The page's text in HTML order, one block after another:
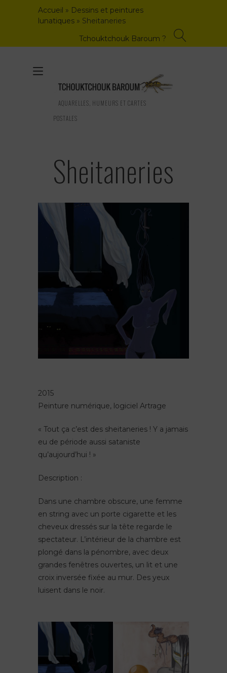
Accueil » Dessins et peintures
lunatiques » Sheitaneries
Tchouktchouk Baroum ?
AQUARELLES, HUMEURS ET CARTES
POSTALES
Toggle
navigation
Sheitaneries
2015
Peinture numérique, logiciel Artrage
« Tout ça c’est des sheitaneries ! Y a jamais
eu de période aussi sataniste
qu’aujourd’hui ! »
Description :
Dans une chambre obscure, une femme
en string avec un porte cigarette et les
cheveux dressés sur la tête regarde le
spectateur. L’intérieur de la chambre est
plongé dans la pénombre, avec deux
grandes fenêtres ouvertes, un lit et une
croix inversée fixée au mur. Des yeux
luisent dans le noir.